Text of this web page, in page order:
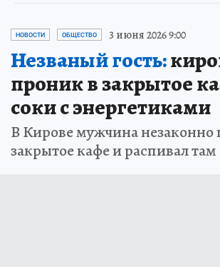
НОВОСТИ ОБЩЕСТВО 3 июня 2026 9:00
Незваный гость:
проник в закрытое
соки с энергетиками
В Кирове мужчина незаконно
закрытое кафе и распивал